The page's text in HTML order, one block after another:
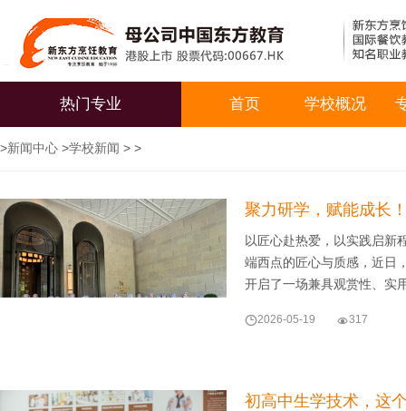
热门专业 首页 学校概况
>新闻中心 >学校新闻 > >
聚力研学，赋能成长
以匠心赴热爱，以实践启新
端西点的匠心与质感，近日
开启了一场兼具观赏性、
2026-05-19 317
初高中生学技术，这